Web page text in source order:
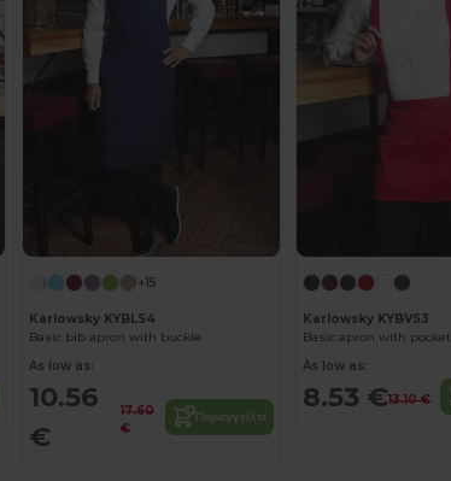
+15
Karlowsky KYBLS4
Basic bib apron with buckle
As low as:
10.56
€
17.60
€
Παραγγείλτε
Karlowsky KYBVS3
Basic apron with pocket
As low as:
8.53 €13.10 €